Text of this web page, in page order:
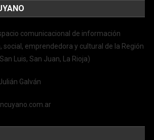
comunicacional de información
social, emprendedora y cultural de la Región
Luis, San Juan, La Rioja)
Galván